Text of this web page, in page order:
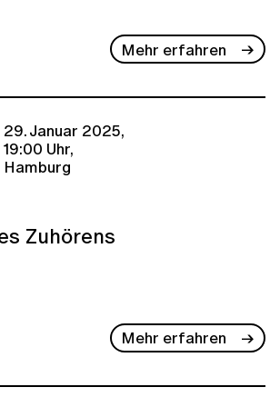
Mehr erfahren
29. Januar 2025,
19:00 Uhr,
Hamburg
Zuhörens
Mehr erfahren